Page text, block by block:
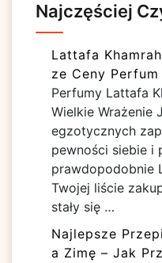
Najczęściej
Lattafa
ze Ceny Perfum
Perfumy Lattafa
Wielkie Wrażenie
egzotycznych
pewności siebie i
prawdopodobnie
Twojej liście
stały się …
Najlepsze
a Zimę – Jak